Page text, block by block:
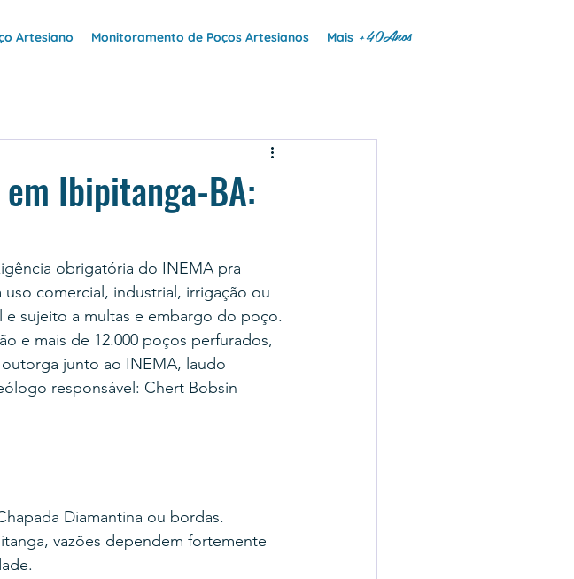
Artesiano Monitoramento de Poços Artesianos Mais +40Anos
Ibipitanga-BA:
obrigatória do INEMA pra
comercial, industrial, irrigação ou
sujeito a multas e embargo do poço.
e mais de 12.000 poços perfurados,
junto ao INEMA, laudo
responsável: Chert Bobsin
Diamantina ou bordas.
vazões dependem fortemente